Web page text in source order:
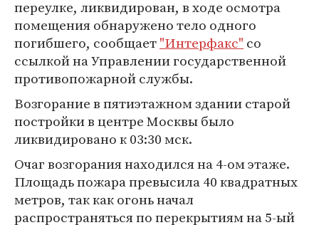
переулке, ликвидирован, в ходе осмотра
помещения обнаружено тело одного
погибшего, сообщает"Интерфакс" со
ссылкой на Управлении государственной
противопожарной службы.
Возгорание в пятиэтажном здании старой
постройки в центре Москвы было
ликвидировано к 03:30 мск.
Очаг возгорания находился на 4-ом этаже.
Площадь пожара превысила 40 квадратных
метров, так как огонь начал
распространяться по перекрытиям на 5-ый